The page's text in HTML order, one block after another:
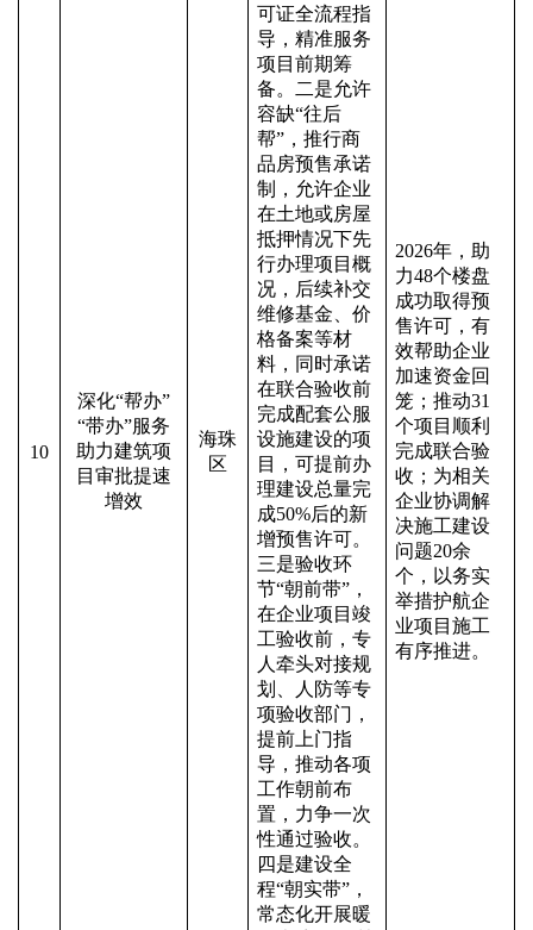
10
深化“帮办”
“带办”服务
助力建筑项
目审批提速
增效
海珠
区
可证全流程指
导，精准服务
项目前期筹
备。二是允许
容缺“往后
帮”，推行商
品房预售承诺
制，允许企业
在土地或房屋
抵押情况下先
行办理项目概
况，后续补交
维修基金、价
格备案等材
料，同时承诺
在联合验收前
完成配套公服
设施建设的项
目，可提前办
理建设总量完
成50%后的新
增预售许可。
三是验收环
节“朝前带”，
在企业项目竣
工验收前，专
人牵头对接规
划、人防等专
项验收部门，
提前上门指
导，推动各项
工作朝前布
置，力争一次
性通过验收。
四是建设全
程“朝实带”，
常态化开展暖
2026年，助
力48个楼盘
成功取得预
售许可，有
效帮助企业
加速资金回
笼；推动31
个项目顺利
完成联合验
收；为相关
企业协调解
决施工建设
问题20余
个，以务实
举措护航企
业项目施工
有序推进。